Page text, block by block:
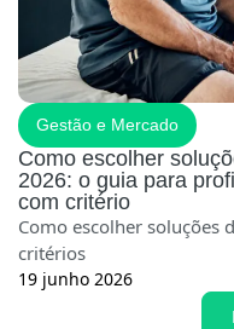
Gestão e Mercado
Como escolher
2026: o guia para
com critério
Como escolher soluções
critérios
19 junho 2026